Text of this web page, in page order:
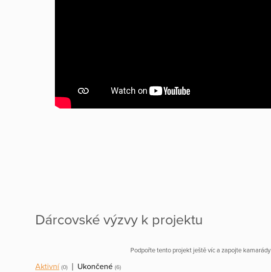
Dárcovské výzvy k projektu
Podpořte tento projekt ještě víc a zapojte kamarády
Aktivní (0) | Ukončené (6)